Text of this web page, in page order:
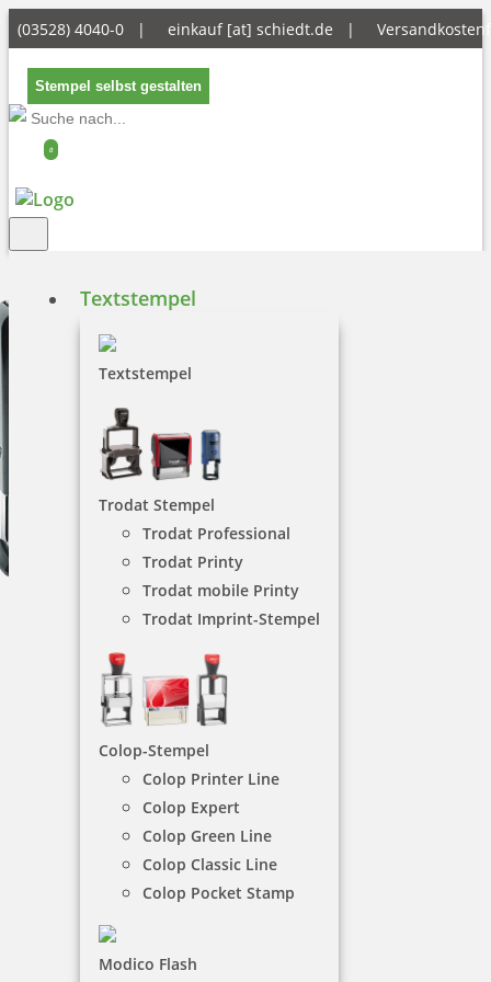
(03528) 4040-0 | einkauf [at] schiedt.de |
Stempel selbst gestalten
0
Textstempel
Textstempel
Trodat Stempel
Trodat Professional
Trodat Printy
Trodat mobile Printy
Trodat Imprint-Stempel
Colop-Stempel
Colop Printer Line
Colop Expert
Colop Green Line
Colop Classic Line
Colop Pocket Stamp
Modico Flash
mit festem Text
Diese Stempelmodelle haben ein verstellbares
Datum und feste Texte, wie Gebucht, Eingegangen,
NACH WUNSCHSTEMPEL FILTERN
€+